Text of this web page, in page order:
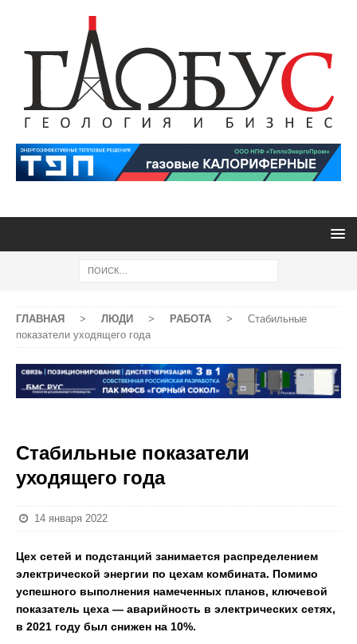
ГЛАВНАЯ > ЛЮДИ > РАБОТА >
Стабильные
показатели уходящего года
Стабильные показатели
уходящего года
14 января 2022
Цех сетей и подстанций занимается распределением
электрической энергии по цехам комбината. Помимо
успешного выполнения намеченных планов, ключевой
показатель цеха — аварийность в электрических сетях,
в 2021 году был снижен на 10%.